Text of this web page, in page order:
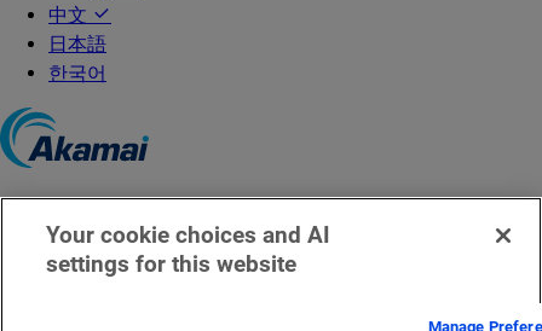
中文
日本語
한국어
京ICP备08100795号
Your cookie choices and AI
settings for this website
Manage